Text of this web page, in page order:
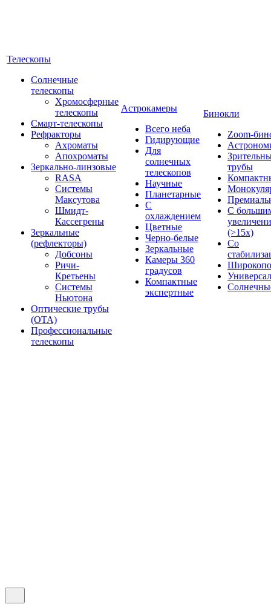
Телескопы
Солнечные
телескопы
Хромосферные
телескопы
Смарт-телескопы
Рефракторы
Ахроматы
Апохроматы
Зеркально-линзовые
RASA
Системы
Максутова
Шмидт-
Кассегрены
Зеркальные
(рефлекторы)
Добсоны
Ричи-
Кретьены
Системы
Ньютона
Оптические трубы
(OTA)
Профессиональные
телескопы
Астрокамеры
Всего неба
Гидирующие
Для
солнечных
телескопов
Научные
Планетарные
С
охлаждением
Цветные
Черно-белые
Зеркальные
Камеры 360
градусов
Компактные
экспертные
Бинокли
Zoom-
трубы
С
(>15x)
Со